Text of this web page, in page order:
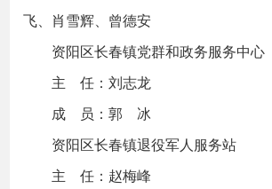
飞、肖雪辉、曾德安
资阳区长春镇党群和政务服务中心
主 任：刘志龙
成 员：郭 冰
资阳区长春镇退役军人服务站
主 任：赵梅峰